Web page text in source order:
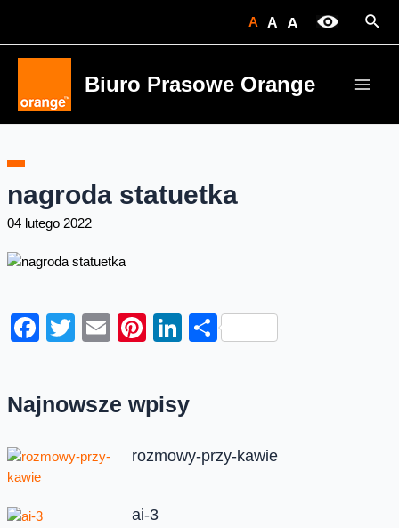
A A A
Biuro Prasowe Orange
nagroda statuetka
04 lutego 2022
Facebook
Twitter
EmailPinterest
LinkedIn
Share
Najnowsze wpisy
rozmowy-przy-kawie
ai-3